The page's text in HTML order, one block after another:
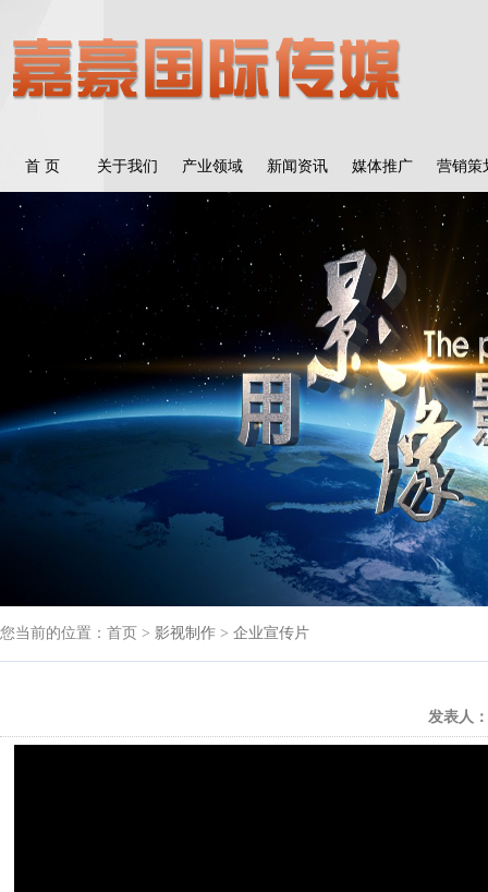
首 页 关于我们 产业领域 新闻资讯 媒体推广 营销策
您当前的位置：首页 > 影视制作 > 企业宣传片
发表人：